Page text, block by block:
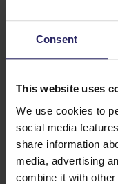
Consent
This website uses
We use cookies to
social media
share information
media, advertising
combine it with
führt durch die
„Ungarische
erreichen Sie
Radreise
nach Budapest
Tag 1 - Wien